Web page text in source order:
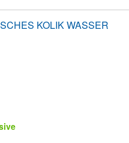
KOLIK WASSER